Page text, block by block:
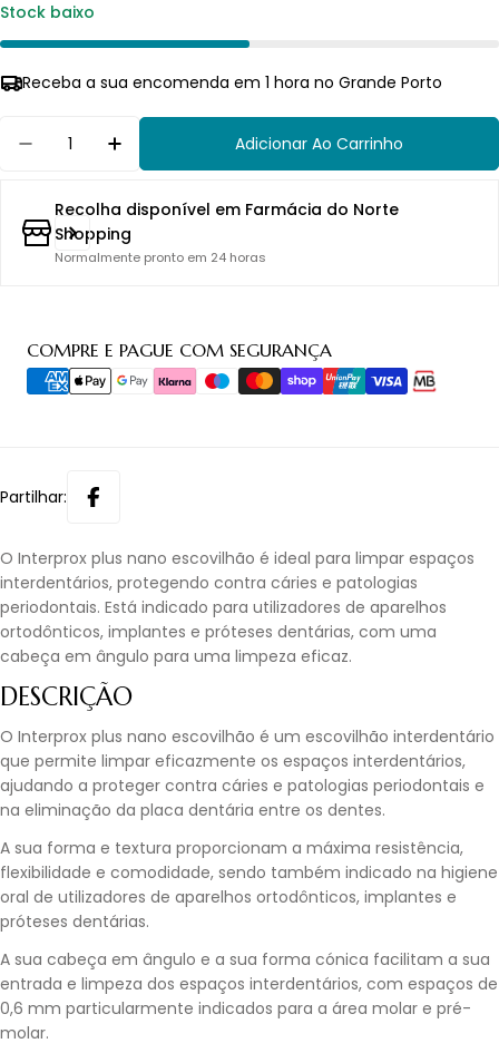
Stock baixo
Receba a sua encomenda em 1 hora no Grande Porto
Diminuir Quantidade Para Interprox Plus Nano
Aumentar Quantidade Para Interprox
Adicionar Ao Carrinho
Recolha disponível em Farmácia do Norte
Shopping
Normalmente pronto em 24 horas
COMPRE E PAGUE COM SEGURANÇA
Métodos
de
pagamento
Partilhar:
O Interprox plus nano escovilhão é ideal para limpar espaços
interdentários, protegendo contra cáries e patologias
periodontais. Está indicado para utilizadores de aparelhos
ortodônticos, implantes e próteses dentárias, com uma
cabeça em ângulo para uma limpeza eficaz.
DESCRIÇÃO
O Interprox plus nano escovilhão é um escovilhão interdentário
que permite limpar eficazmente os espaços interdentários,
ajudando a proteger contra cáries e patologias periodontais e
na eliminação da placa dentária entre os dentes.
A sua forma e textura proporcionam a máxima resistência,
flexibilidade e comodidade, sendo também indicado na higiene
oral de utilizadores de aparelhos ortodônticos, implantes e
próteses dentárias.
A sua cabeça em ângulo e a sua forma cónica facilitam a sua
entrada e limpeza dos espaços interdentários, com espaços de
0,6 mm particularmente indicados para a área molar e pré-
molar.